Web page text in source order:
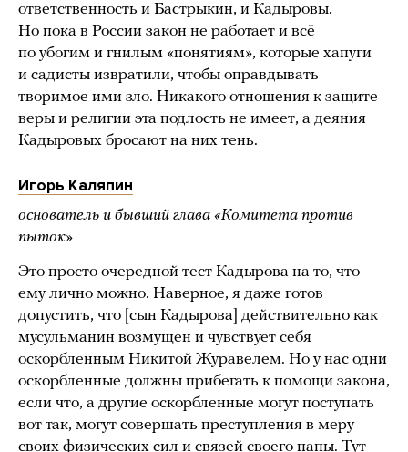
ответственность и Бастрыкин, и Кадыровы.
Но пока в России закон не работает и всё
по убогим и гнилым «понятиям», которые хапуги
и садисты извратили, чтобы оправдывать
творимое ими зло. Никакого отношения к защите
веры и религии эта подлость не имеет, а деяния
Кадыровых бросают на них тень.
Игорь Каляпин
основатель и бывший глава «Комитета против
пыток»
Это просто очередной тест Кадырова на то, что
ему лично можно. Наверное, я даже готов
допустить, что [сын Кадырова] действительно как
мусульманин возмущен и чувствует себя
оскорбленным Никитой Журавелем. Но у нас одни
оскорбленные должны прибегать к помощи закона,
если что, а другие оскорбленные могут поступать
вот так, могут совершать преступления в меру
своих физических сил и связей своего папы. Тут